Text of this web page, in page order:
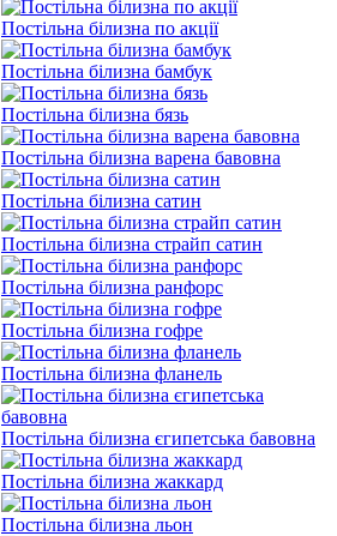
Постільна білизна по акції
Постільна білизна бамбук
Постільна білизна бязь
Постільна білизна варена бавовна
Постільна білизна сатин
Постільна білизна страйп сатин
Постільна білизна ранфорс
Постільна білизна гофре
Постільна білизна фланель
Постільна білизна єгипетська бавовна
Постільна білизна жаккард
Постільна білизна льон